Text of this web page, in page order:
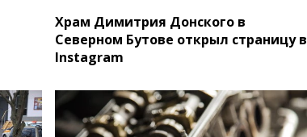
Храм Димитрия Донского в
Северном Бутове открыл страницу в
Instagram